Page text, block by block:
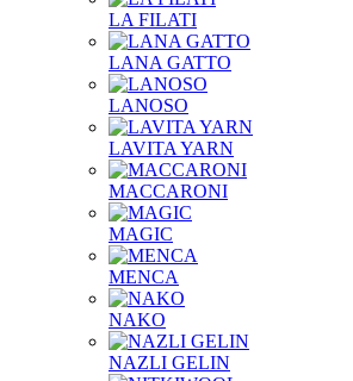
LA FILATI
LANA GATTO
LANOSO
LAVITA YARN
MACCARONI
MAGIC
MENCA
NAKO
NAZLI GELIN